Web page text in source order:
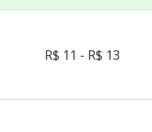
R$ 11 - R$ 13